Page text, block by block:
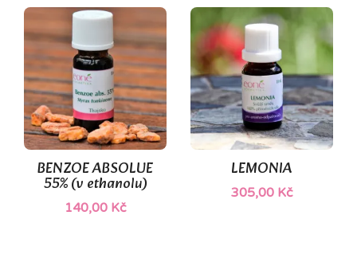
BENZOE ABSOLUE
55% (v ethanolu)
140,00 Kč
LEMONIA
305,00 Kč